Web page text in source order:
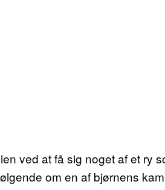
ved at få sig noget af et ry
om en af bjørnens